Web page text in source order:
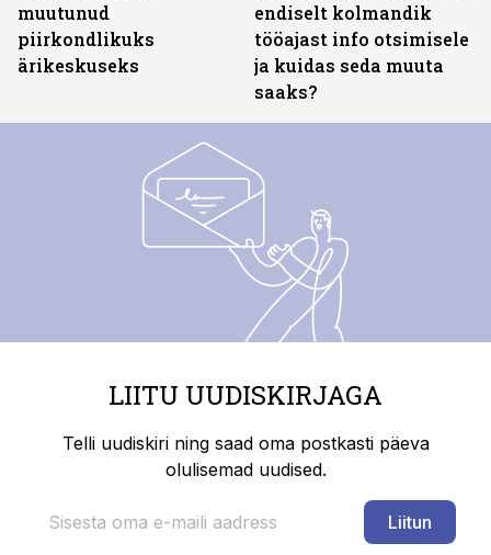
muutunud
piirkondlikuks
ärikeskuseks
endiselt kolmandik
tööajast info otsimisele
ja kuidas seda muuta
saaks?
LIITU UUDISKIRJAGA
Telli uudiskiri ning saad oma postkasti päeva
olulisemad uudised.
Liitun